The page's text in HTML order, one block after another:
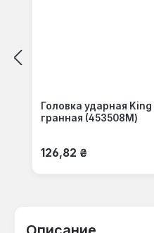
Головка ударная
гранная (453508M)
Обычная цена:
126,82 ₴